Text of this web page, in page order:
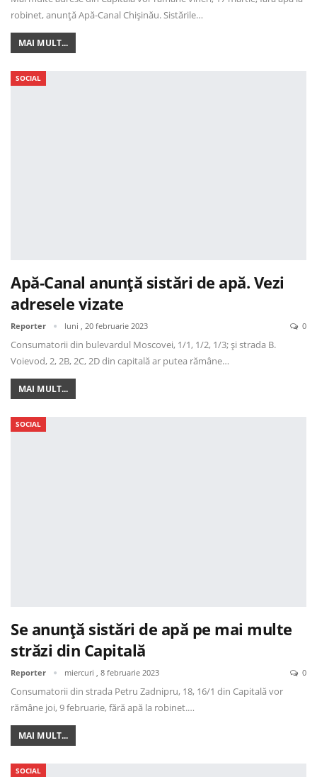
robinet, anunță Apă-Canal Chișinău. Sistările…
MAI MULT...
SOCIAL
Apă-Canal anunță sistări de apă. Vezi
adresele vizate
Reporter luni , 20 februarie 2023 0
Consumatorii din bulevardul Moscovei, 1/1, 1/2, 1/3; și strada B.
Voievod, 2, 2B, 2C, 2D din capitală ar putea rămâne…
MAI MULT...
SOCIAL
Se anunță sistări de apă pe mai multe
străzi din Capitală
Reporter miercuri , 8 februarie 2023 0
Consumatorii din strada Petru Zadnipru, 18, 16/1 din Capitală vor
rămâne joi, 9 februarie, fără apă la robinet.…
MAI MULT...
SOCIAL